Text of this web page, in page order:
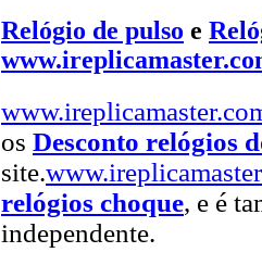
Relógio de pulso e
os Desconto relógios
site.
relógios choque, e é
independente.